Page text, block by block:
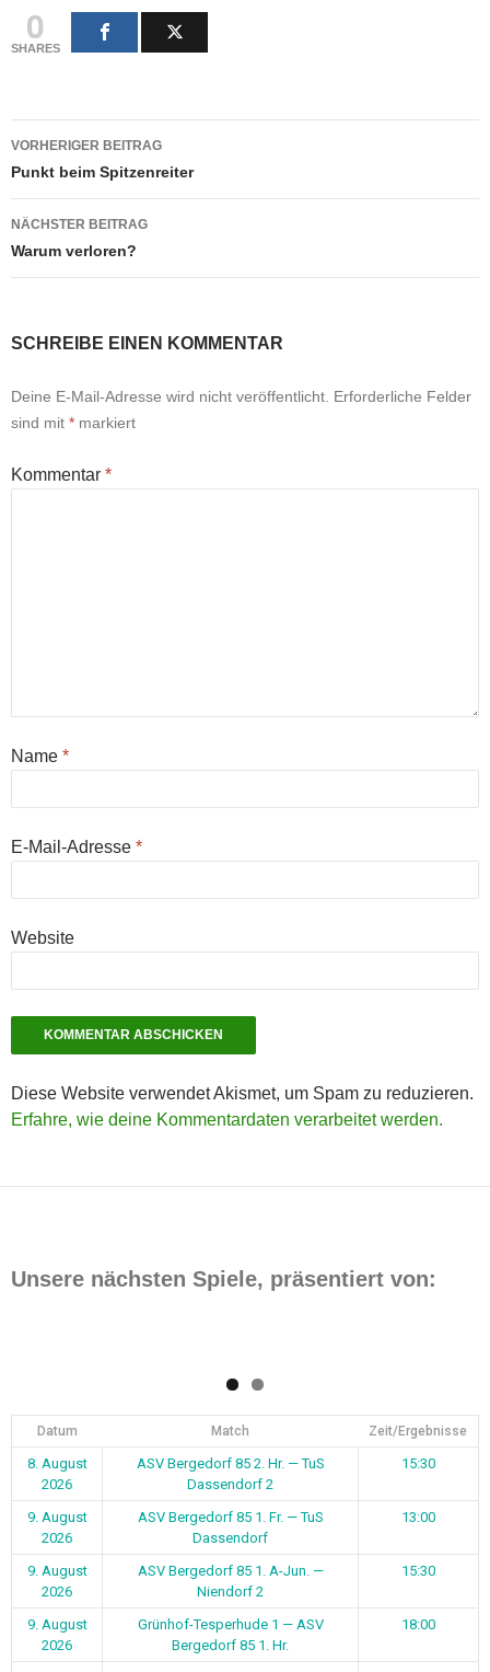
0
SHARES
Beitragsnavigation
VORHERIGER BEITRAG
Punkt beim Spitzenreiter
NÄCHSTER BEITRAG
Warum verloren?
SCHREIBE EINEN KOMMENTAR
Deine E-Mail-Adresse wird nicht veröffentlicht. Erforderliche Felder
sind mit * markiert
Kommentar *
Name *
E-Mail-Adresse *
Website
Diese Website verwendet Akismet, um Spam zu reduzieren.
Erfahre, wie deine Kommentardaten verarbeitet werden.
Unsere nächsten Spiele, präsentiert von:
Datum Match Zeit/Ergebnisse
8. August
2026
ASV Bergedorf 85 2. Hr. — TuS
Dassendorf 2
15:30
9. August
2026
ASV Bergedorf 85 1. Fr. — TuS
Dassendorf
13:00
9. August
2026
ASV Bergedorf 85 1. A-Jun. —
Niendorf 2
15:30
9. August
2026
Grünhof-Tesperhude 1 — ASV
Bergedorf 85 1. Hr.
18:00